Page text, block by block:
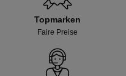
Topmarken
Faire Preise